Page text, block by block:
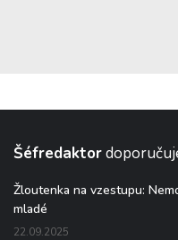
Šéfredaktor
Žloutenka na vzestupu:
mladé
22.09.2025